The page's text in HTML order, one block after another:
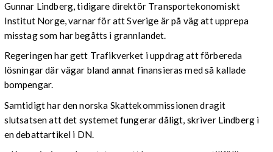
Gunnar Lindberg, tidigare direktör Transportekonomiskt
Institut Norge, varnar för att Sverige är på väg att upprepa
misstag som har begåtts i grannlandet.
Regeringen har gett Trafikverket i uppdrag att förbereda
lösningar där vägar bland annat finansieras med så kallade
bompengar.
Samtidigt har den norska Skattekommissionen dragit
slutsatsen att det systemet fungerar dåligt, skriver Lindberg i
en debattartikel i DN.